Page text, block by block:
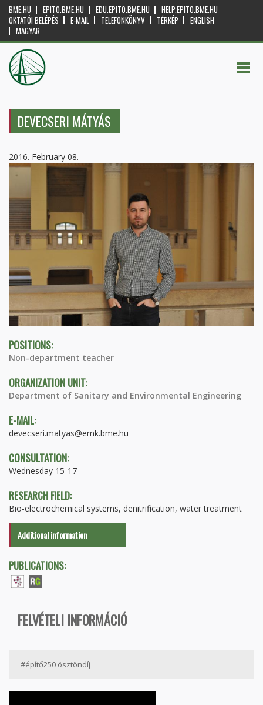
BME.HU EPITO.BME.HU EDU.EPITO.BME.HU
HELP.EPITO.BME.HU
OKTATÓI BELÉPÉS
E-MAIL TELEFONKÖNYV TÉRKÉP
ENGLISH
MAGYAR
DEVECSERI MÁTYÁS
2016. February 08.
POSITIONS:
Non-department teacher
ORGANIZATION UNIT:
Department of Sanitary and Environmental Engineering
E-MAIL:
devecseri.matyas@emk.bme.hu
CONSULTATION:
Wednesday 15-17
RESEARCH FIELD:
Bio-electrochemical systems, denitrification, water treatment
Additional information
PUBLICATIONS:
FELVÉTELI INFORMÁCIÓ
#építő250 ösztöndíj